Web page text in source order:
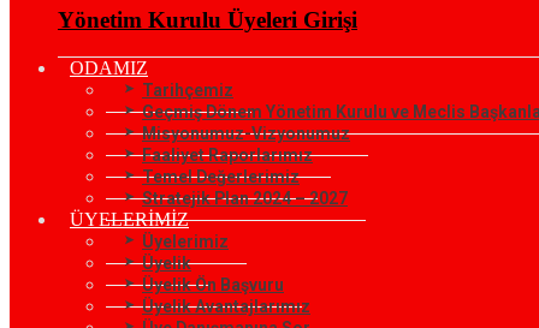
Yönetim Kurulu Üyeleri Girişi
ODAMIZ
Tarihçemiz
Geçmiş Dönem Yönetim Kurulu ve Meclis
Misyonumuz-Vizyonumuz
Faaliyet Raporlarımız
Temel Değerlerimiz
Stratejik Plan 2024 – 2027
ÜYELERİMİZ
Üyelerimiz
Üyelik
Üyelik Ön Başvuru
Üyelik Avantajlarımız